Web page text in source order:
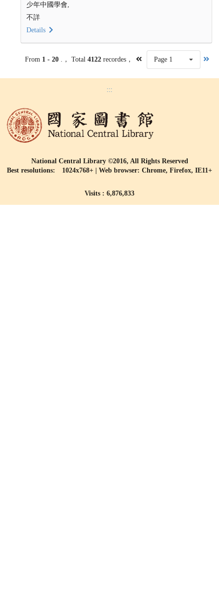
少年中國學會,
不詳
Details
From 1 - 20 .， Total 4122recordes， Page 1
:::
National Central Library ©2016, All Rights Reserved
Best resolutions: 1024x768+ | Web browser: Chrome, Firefox, IE11+
Visits : 6,876,833